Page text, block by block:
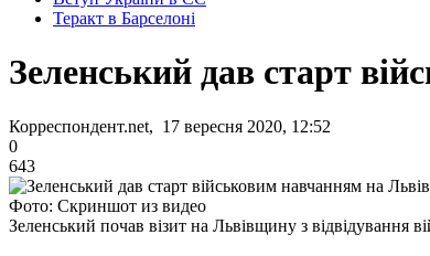
Теракт в Барселоні
Зеленський дав старт
Корреспондент.net, 17 вересня 2020, 12:52
0
643
Фото: Скриншот из видео
Зеленський почав візит на Львівщину з відвідування